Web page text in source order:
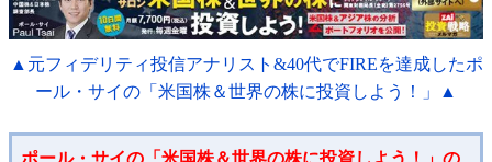
▲元フィデリティ投信アナリスト&40代でFIREを達成したポ
ール・サイの「米国株＆世界の株に投資しよう！」▲
ポール・サイの「米国株＆世界の株に投資しよう！」の